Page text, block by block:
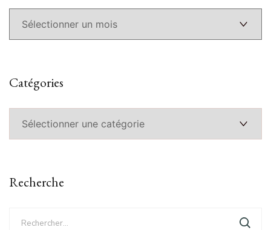
Catégories
Recherche